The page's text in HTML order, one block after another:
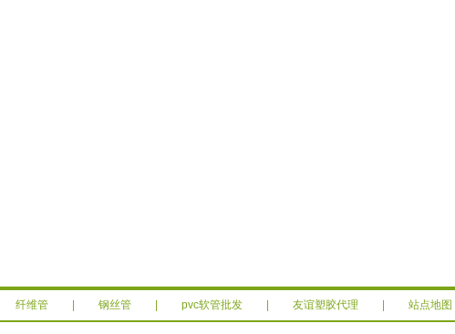
纤维管 钢丝管 pvc软管批发 友谊塑胶代理 站点地图